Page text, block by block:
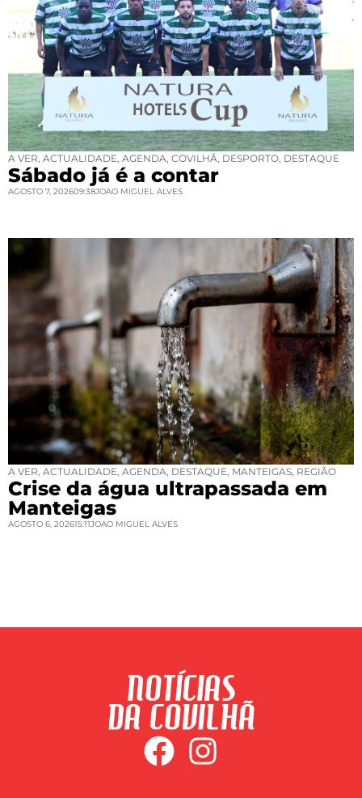
A VER ACTUALIDADE AGENDA COVILHÃ DESPORTO DESTAQUE
Sábado já é a contar
AGOSTO 7, 202609:38JOAO MIGUEL ALVES
A VER ACTUALIDADE AGENDA DESTAQUE MANTEIGAS REGIÃO
Crise da água ultrapassada em
Manteigas
AGOSTO 6, 202615:11JOAO MIGUEL ALVES